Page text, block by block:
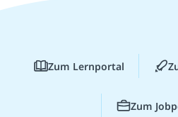
Zum Lernportal
Zum